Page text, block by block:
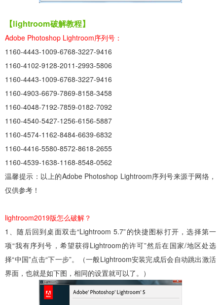
【lightroom破解教程】
Adobe Photoshop Lightroom序列号：
1160-4443-1009-6768-3227-9416
1160-4102-9128-2011-2993-5806
1160-4443-1009-6768-3227-9416
1160-4903-6679-7869-8158-3458
1160-4048-7192-7859-0182-7092
1160-4540-5427-1256-6156-5887
1160-4574-1162-8484-6639-6832
1160-4416-5580-8572-8618-2655
1160-4539-1638-1168-8548-0562
温馨提示：以上的Adobe Photoshop Lightroom序列号来源于网络，
仅供参考！
lightroom2019版怎么破解？
1、随后回到桌面双击“Lightroom 5.7”的快捷图标打开，选择第一
项“我有序列号，希望获得Lightroom的许可”然后在国家/地区处选
择“中国”点击“下一步”。（一般Lightroom安装完成后会自动跳出激活
界面，也就是如下图，相同的设置就可以了。）